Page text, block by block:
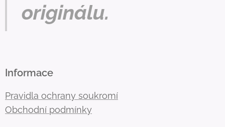
originálu.
Informace
Pravidla ochrany soukromí
Obchodní podmínky